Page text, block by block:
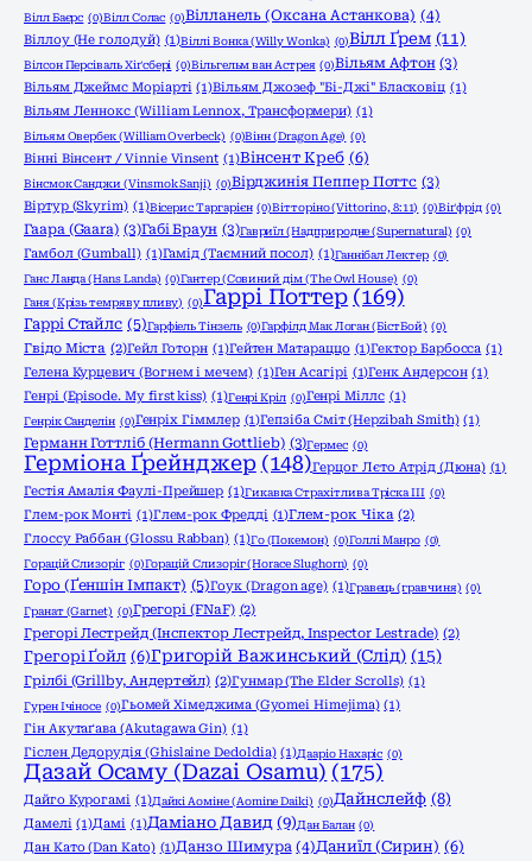
Вілл Баєрс (0)Вілл Солас (0)Вілланель (Оксана Астанкова) (4)
Віллоу (Не голодуй) (1)Віллі Вонка (Willy Wonka) (0)Вілл Ґрем (11)
Вілсон Персіваль Хіґсбері (0)Вільгельм ван Астрея (0)Вільям Афтон (3)
Вільям Джеймс Моріарті (1)Вільям Джозеф "Бі-Джі" Бласковіц (1)
Вільям Леннокс (William Lennox, Трансформери) (1)
Вільям Овербек (William Overbeck) (0)Вінн (Dragon Age) (0)
Вінні Вінсент / Vinnie Vinsent (1)Вінсент Креб (6)
Вінсмок Санджи (Vinsmok Sanji) (0)Вірджинія Пеппер Поттс (3)
Віртур (Skyrim) (1)Вісерис Таргарієн (0)Вітторіно (Vittorino, 8:11) (0)Віґфрід (0)
Гаара (Gaara) (3)Габі Браун (3)Гавриїл (Надприродне (Supernatural) (0)
Гамбол (Gumball) (1)Гамід (Таємний посол) (1)Ганнібал Лектер (0)
Ганс Ланда (Hans Landa) (0)Гантер (Совиний дім (The Owl House) (0)
Ганя (Крізь темряву пливу) (0)Гаррі Поттер (169)
Гаррі Стайлс (5)Гарфіель Тінзель (0)Гарфілд Мак Логан (БістБой) (0)
Гвідо Міста (2)Гейл Готорн (1)Гейтен Матараццо (1)Гектор Барбосса (1)
Гелена Курцевич (Вогнем і мечем) (1)Ген Асагірі (1)Генк Андерсон (1)
Генрі (Episode. My first kiss) (1)Генрі Кріл (0)Генрі Міллс (1)
Генрік Санделін (0)Генріх Гіммлер (1)Гепзіба Сміт (Hepzibah Smith) (1)
Германн Готтліб (Hermann Gottlieb) (3)Гермес (0)
Герміона Ґрейнджер (148)Герцог Лєто Атрід (Дюна) (1)
Гестія Амалія Фаулі-Прейшер (1)Гикавка Страхітлива Тріска ІІІ (0)
Глем-рок Монті (1)Глем-рок Фредді (1)Глем-рок Чіка (2)
Глоссу Раббан (Glossu Rabban) (1)Го (Покемон) (0)Голлі Манро (0)
Горацій Слизоріг (0)Горацій Слизоріг (Horace Slughorn) (0)
Горо (Ґеншін Імпакт) (5)Гоук (Dragon age) (1)Гравець (гравчиня) (0)
Гранат (Garnet) (0)Грегорі (FNaF) (2)
Грегорі Лестрейд (Інспектор Лестрейд, Inspector Lestrade) (2)
Грегорі Ґойл (6)Григорій Важинський (Слід) (15)
Грілбі (Grillby, Андертейл) (2)Гунмар (The Elder Scrolls) (1)
Гурен Ічіносе (0)Гьомей Хімеджима (Gyomei Himejima) (1)
Гін Акутаґава (Akutagawa Gin) (1)
Гіслен Дедорудія (Ghislaine Dedoldia) (1)Дааріо Нахаріс (0)
Дазай Осаму (Dazai Osamu) (175)
Дайго Курогамі (1)Дайкі Аоміне (Aomine Daiki) (0)Дайнслейф (8)
Дамелі (1)Дамі (1)Даміано Давид (9)Дан Балан (0)
Дан Като (Dan Katо) (1)Данзо Шимура (4)Даниїл (Сирин) (6)